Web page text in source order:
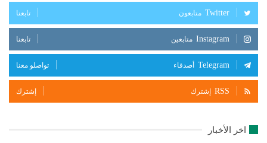
Twitter متابعون تابعنا
Instagram متابعين تابعنا
Telegram أصدقاء تواصلو معنا
RSS إشترك إشترك
اخر الأخبار